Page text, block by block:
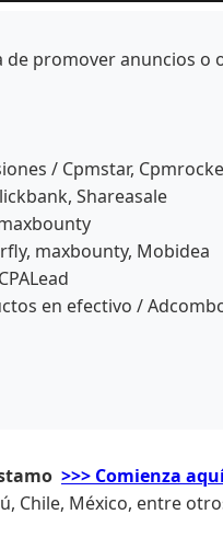
promover anuncios
/ Cpmstar,
Shareasale
maxbounty, Mobidea
en efectivo /
>>> Comienza
Chile, México, entre